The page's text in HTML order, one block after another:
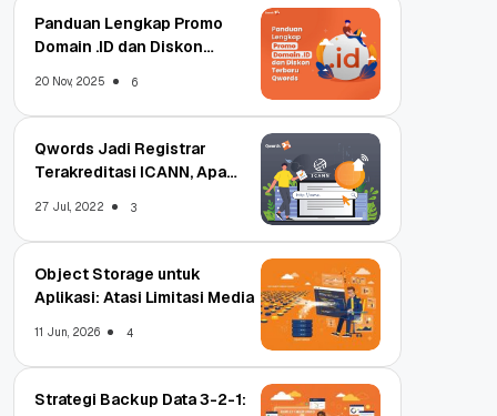
Panduan Lengkap Promo
Domain .ID dan Diskon
20 Nov, 2025 6
Qwords Jadi Registrar
Terakreditasi ICANN, Apa
27 Jul, 2022 3
Object Storage untuk
Aplikasi: Atasi Limitasi Media
11 Jun, 2026 4
Strategi Backup Data 3-2-1: